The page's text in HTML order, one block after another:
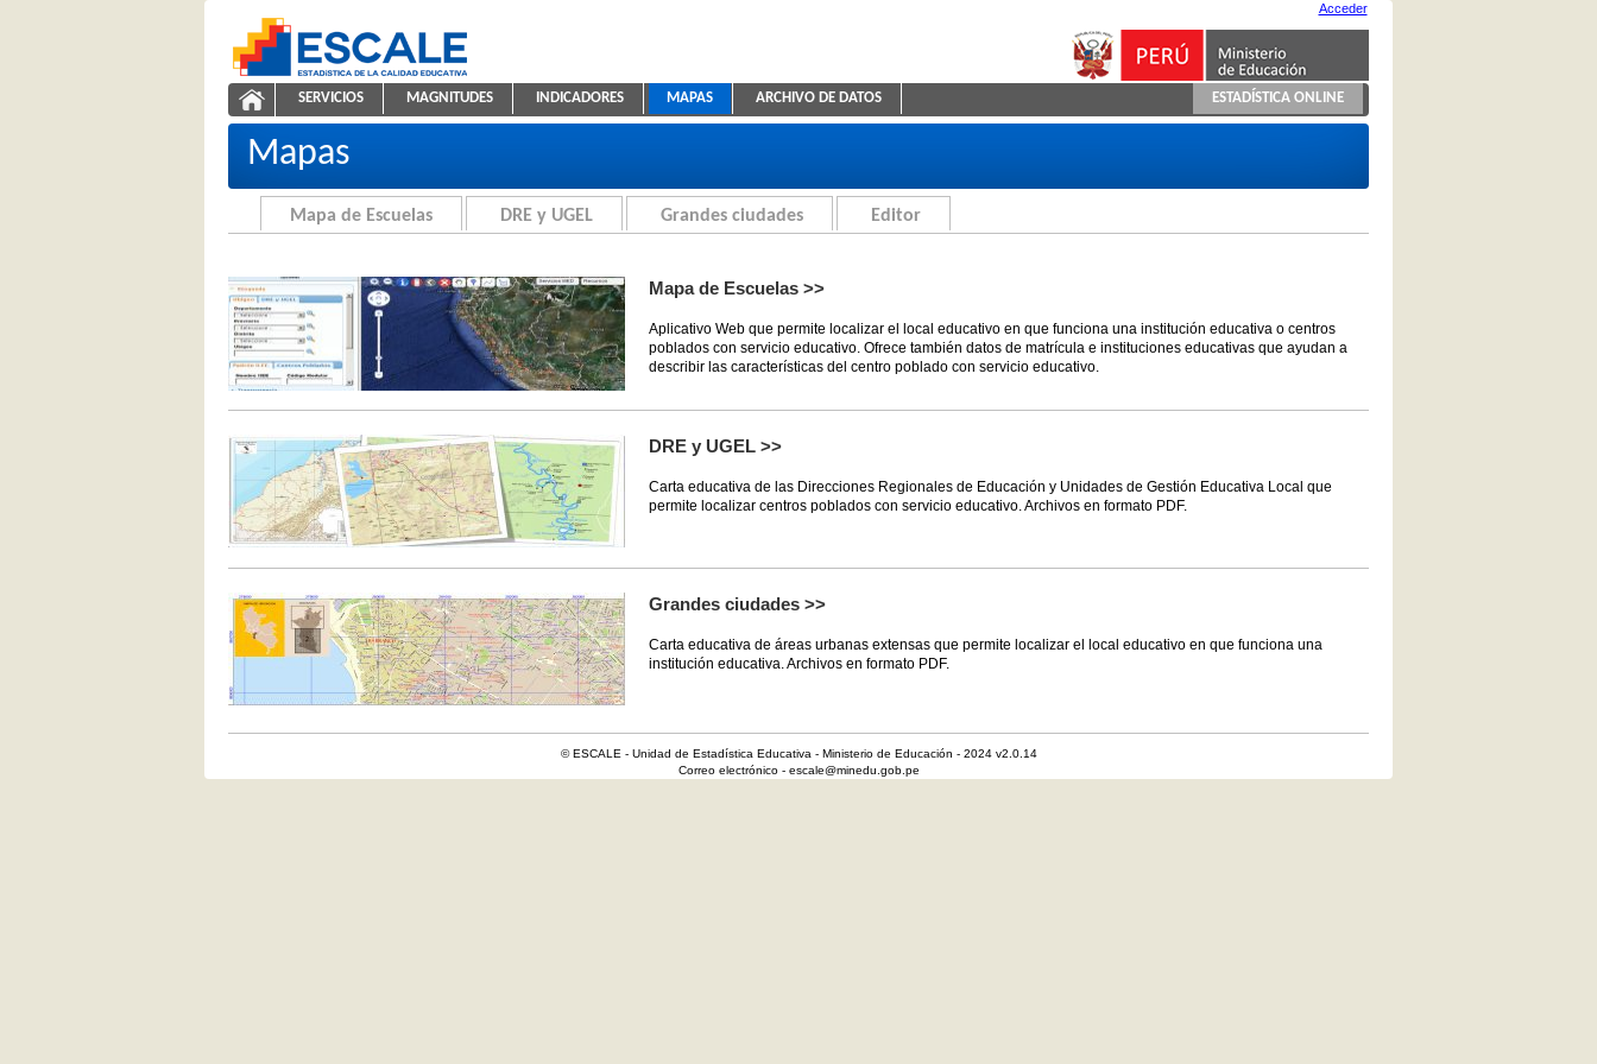
ESCALE - Unidad de Estadística Educativa
Cartografía de la Educación
Acceder
NAVEGACIÓN
SERVICIOS MAGNITUDES INDICADORES MAPAS ARCHIVO DE DATOS ESTADÍSTICA ONLINE
Mapas
Mapa de Escuelas DRE y UGEL Grandes ciudades Editor
Mapa de Escuelas >>
Aplicativo Web que permite localizar el local educativo en que funciona una institución educativa o centros
poblados con servicio educativo. Ofrece también datos de matrícula e instituciones educativas que ayudan a
describir las características del centro poblado con servicio educativo.
DRE y UGEL >>
Carta educativa de las Direcciones Regionales de Educación y Unidades de Gestión Educativa Local que
permite localizar centros poblados con servicio educativo. Archivos en formato PDF.
Grandes ciudades >>
Carta educativa de áreas urbanas extensas que permite localizar el local educativo en que funciona una
institución educativa. Archivos en formato PDF.
© ESCALE - Unidad de Estadística Educativa - Ministerio de Educación - 2024 v2.0.14
Correo electrónico - escale@minedu.gob.pe